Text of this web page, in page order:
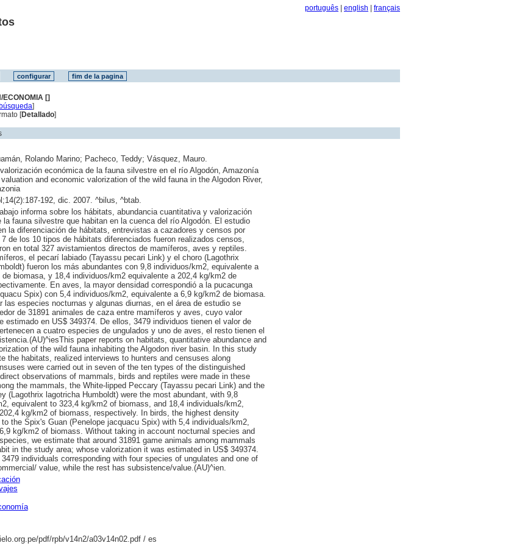
português english français
ECONOMIA []
]
[Detallado]
Rolando Marino; Pacheco, Teddy; Vásquez, Mauro.
económica de la fauna silvestre en el río Algodón, Amazonía
and economic valorization of the wild fauna in the Algodon River,
192, dic. 2007. ^bilus, ^btab.
informa sobre los hábitats, abundancia cuantitativa y valorización
la fauna silvestre que habitan en la cuenca del río Algodón. El estudio
la diferenciación de hábitats, entrevistas a cazadores y censos por
de los 10 tipos de hábitats diferenciados fueron realizados censos,
en total 327 avistamientos directos de mamíferos, aves y reptiles.
el pecarí labiado (Tayassu pecari Link) y el choro (Lagothrix
fueron los más abundantes con 9,8 individuos/km2, equivalente a
biomasa, y 18,4 individuos/km2 equivalente a 202,4 kg/km2 de
En aves, la mayor densidad correspondió a la pucacunga
Spix) con 5,4 individuos/km2, equivalente a 6,9 kg/km2 de biomasa.
las especies nocturnas y algunas diurnas, en el área de estudio se
de 31891 animales de caza entre mamíferos y aves, cuyo valor
estimado en US$ 349374. De ellos, 3479 individuos tienen el valor de
a cuatro especies de ungulados y uno de aves, el resto tienen el
paper reports on habitats, quantitative abundance and
of the wild fauna inhabiting the Algodon river basin. In this study
the habitats, realized interviews to hunters and censuses along
were carried out in seven of the ten types of the distinguished
observations of mammals, birds and reptiles were made in these
the mammals, the White-lipped Peccary (Tayassu pecari Link) and the
(Lagothrix lagotricha Humboldt) were the most abundant, with 9,8
equivalent to 323,4 kg/km2 of biomass, and 18,4 individuals/km2,
kg/km2 of biomass, respectively. In birds, the highest density
the Spix's Guan (Penelope jacquacu Spix) with 5,4 individuals/km2,
kg/km2 of biomass. Without taking in account nocturnal species and
we estimate that around 31891 game animals among mammals
in the study area; whose valorization it was estimated in US$ 349374.
individuals corresponding with four species of ungulates and one of
value, while the rest has subsistence/value.(AU)^ien.
pdf/rpb/v14n2/a03v14n02.pdf / es